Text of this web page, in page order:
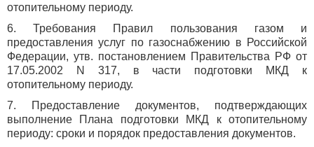
отопительному периоду.
6. Требования Правил пользования газом и
предоставления услуг по газоснабжению в Российской
Федерации, утв. постановлением Правительства РФ от
17.05.2002 N 317, в части подготовки МКД к
отопительному периоду.
7. Предоставление документов, подтверждающих
выполнение Плана подготовки МКД к отопительному
периоду: сроки и порядок предоставления документов.